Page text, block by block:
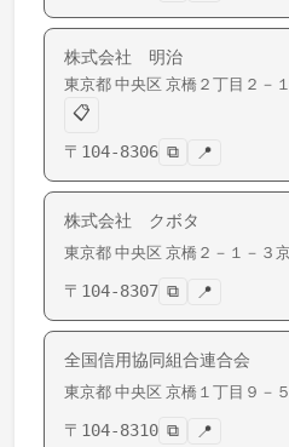
株式会社 明治
東京都 中央区 京橋 ２丁目２－
📋
〒 104-8306 ⧉ 📍
株式会社 クボタ
東京都 中央区 京橋 ２－１－３
〒 104-8307 ⧉ 📍
全国信用協同組合連合会
東京都 中央区 京橋 １丁目９－５
〒 104-8310 ⧉ 📍